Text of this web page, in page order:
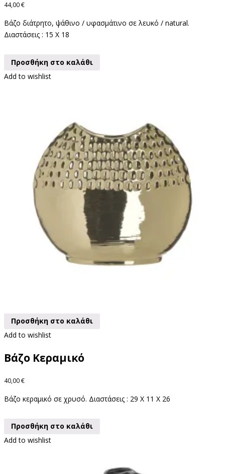
44,00€
Βάζο διάτρητο, ψάθινο / υφασμάτινο σε λευκό / natural.
Διαστάσεις : 15 Χ 18
Προσθήκη στο καλάθι
Add to wishlist
Προσθήκη στο καλάθι
Add to wishlist
Βάζο Κεραμικό
40,00€
Βάζο κεραμικό σε χρυσό. Διαστάσεις : 29 X 11 X 26
Προσθήκη στο καλάθι
Add to wishlist